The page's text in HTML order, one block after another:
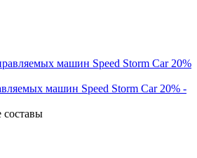
машин Speed Storm Car 20% -